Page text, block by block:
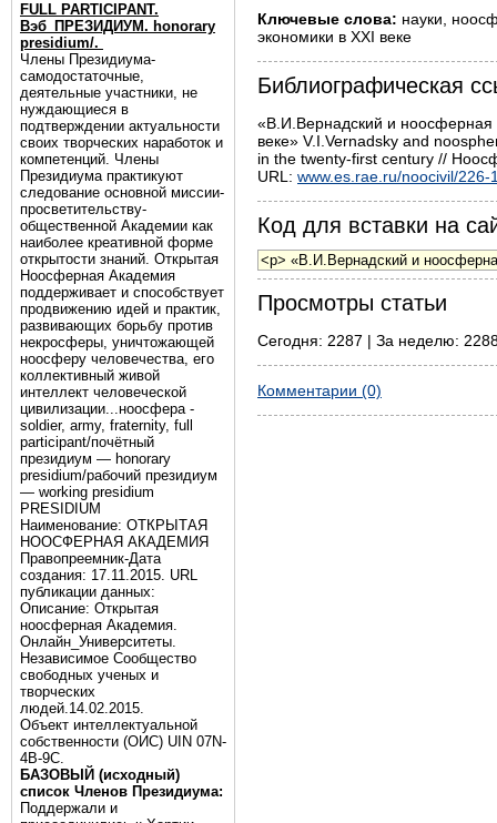
FULL PARTICIPANT.
Вэб_ПРЕЗИДИУМ. honorary
presidium/.
Члены Президиума-
самодостаточные,
деятельные участники, не
нуждающиеся в
подтверждении актуальности
своих творческих наработок и
компетенций. Члены
Президиума практикуют
следование основной миссии-
просветительству-
общественной Академии как
наиболее креативной форме
открытости знаний. Открытая
Ноосферная Академия
поддерживает и способствует
продвижению идей и практик,
развивающих борьбу против
некросферы, уничтожающей
ноосферу человечества, его
коллективный живой
интеллект человеческой
цивилизации...ноосфера -
soldier, army, fraternity, full
participant/почётный
президиум — honorary
presidium/рабочий президиум
— working presidium
PRESIDIUM
Наименование: ОТКРЫТАЯ
НООСФЕРНАЯ АКАДЕМИЯ
Правопреемник-Дата
создания: 17.11.2015. URL
публикации данных:
Описание: Открытая
ноосферная Академия.
Онлайн_Университеты.
Независимое Сообщество
свободных ученых и
творческих
людей.14.02.2015.
Объект интеллектуальной
собственности (ОИС) UIN 07N-
4B-9C.
БАЗОВЫЙ (исходный)
список Членов Президиума:
Поддержали и
Ключевые слова: науки,
экономики в XXI веке
Библиографическая
«В.И.Вернадский и ноосферная
веке» V.I.Vernadsky and
in the twenty-first century //
URL: www.es.rae.ru/noocivil/226-
Код для вставки на
Просмотры статьи
Сегодня: 2287 | За неделю:
Комментарии (0)